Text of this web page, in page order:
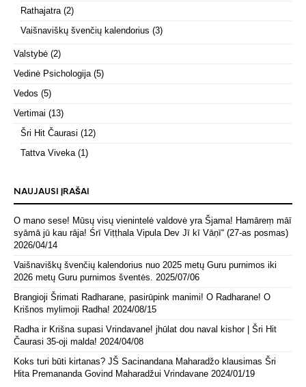
Rathajatra (2)
Vaišnaviškų švenčių kalendorius (3)
Valstybė (2)
Vedinė Psichologija (5)
Vedos (5)
Vertimai (13)
Šri Hit Čaurasi (12)
Tattva Viveka (1)
NAUJAUSI ĮRAŠAI
O mano sese! Mūsų visų vienintelė valdovė yra Šjama! Hamāreṃ māī
syāmā jū kau rāja! Śrī Viṭṭhala Vipula Dev Jī kī Vāṇī“ (27-as posmas)
2026/04/14
Vaišnaviškų švenčių kalendorius nuo 2025 metų Guru purnimos iki
2026 metų Guru purnimos šventės.
2025/07/06
Brangioji Šrimati Radharane, pasirūpink manimi! O Radharane! O
Krišnos mylimoji Radha! 2024/08/15
Radha ir Krišna supasi Vrindavane! jhūlat dou naval kishor | Šri Hit
Čaurasi 35-oji malda! 2024/04/08
Koks turi būti kirtanas? JŠ Sacinandana Maharadžo klausimas Šri
Hita Premananda Govind Maharadžui Vrindavane 2024/01/19